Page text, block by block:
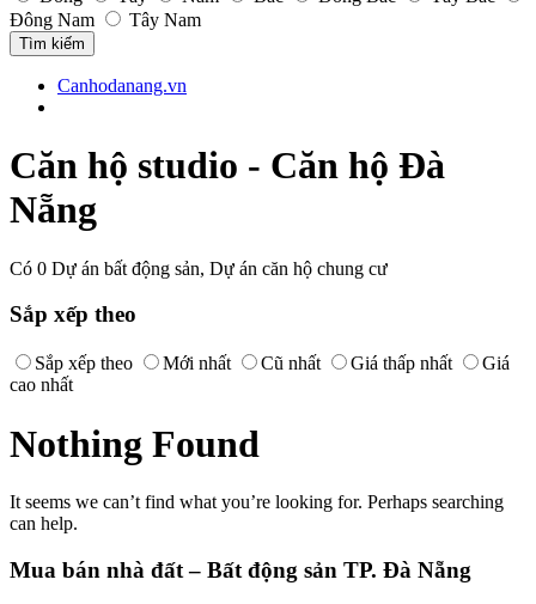
Đông Nam
Tây Nam
Canhodanang.vn
Căn hộ studio - Căn hộ Đà
Nẵng
Có 0 Dự án bất động sản, Dự án căn hộ chung cư
Sắp xếp theo
Sắp xếp theo Mới nhất Cũ nhất Giá thấp nhất
Giá
cao nhất
Nothing Found
It seems we can’t find what you’re looking for. Perhaps searching
can help.
Mua bán nhà đất – Bất động sản TP. Đà Nẵng